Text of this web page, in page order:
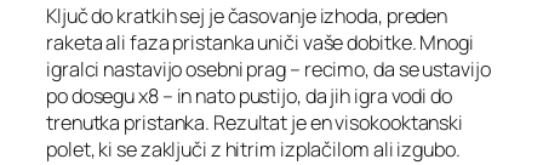
Ključ do kratkih sej je časovanje izhoda, preden
raketa ali faza pristanka uniči vaše dobitke. Mnogi
igralci nastavijo osebni prag – recimo, da se ustavijo
po dosegu x8 – in nato pustijo, da jih igra vodi do
trenutka pristanka. Rezultat je en visokooktanski
polet, ki se zaključi z hitrim izplačilom ali izgubo.